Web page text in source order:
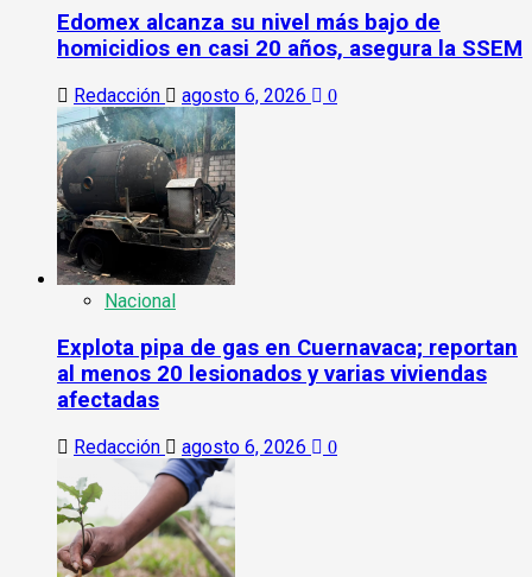
Edomex alcanza su nivel más bajo de
homicidios en casi 20 años, asegura la SSEM
Redacción agosto 6, 2026 0
Nacional
Explota pipa de gas en Cuernavaca; reportan
al menos 20 lesionados y varias viviendas
afectadas
Redacción agosto 6, 2026 0